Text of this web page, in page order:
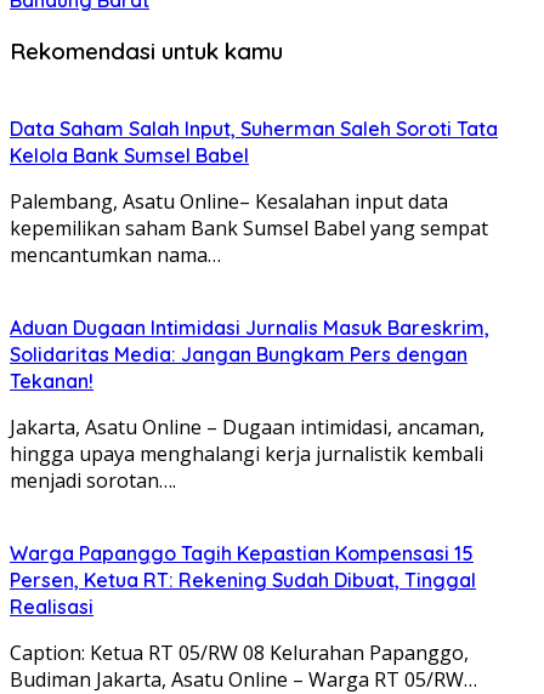
Rekomendasi untuk kamu
Data Saham Salah Input, Suherman Saleh Soroti Tata
Kelola Bank Sumsel Babel
Palembang, Asatu Online– Kesalahan input data
kepemilikan saham Bank Sumsel Babel yang sempat
mencantumkan nama…
Aduan Dugaan Intimidasi Jurnalis Masuk Bareskrim,
Solidaritas Media: Jangan Bungkam Pers dengan
Tekanan!
Jakarta, Asatu Online – Dugaan intimidasi, ancaman,
hingga upaya menghalangi kerja jurnalistik kembali
menjadi sorotan….
Warga Papanggo Tagih Kepastian Kompensasi 15
Persen, Ketua RT: Rekening Sudah Dibuat, Tinggal
Realisasi
Caption: Ketua RT 05/RW 08 Kelurahan Papanggo,
Budiman Jakarta, Asatu Online – Warga RT 05/RW…